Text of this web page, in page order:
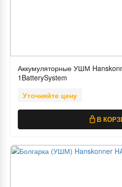
Аккумуляторные УШМ
1BatterySystem
Уточняйте цену
В